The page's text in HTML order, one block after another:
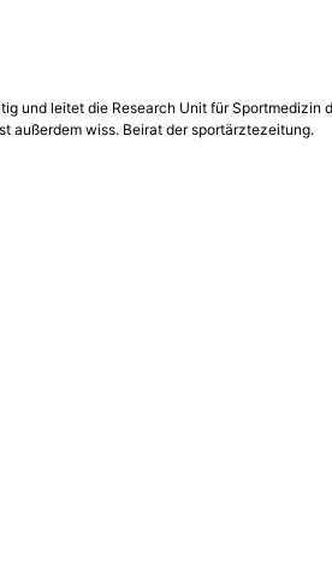
und leitet die Research Unit für Sportmedizin
außerdem wiss. Beirat der sportärztezeitung.